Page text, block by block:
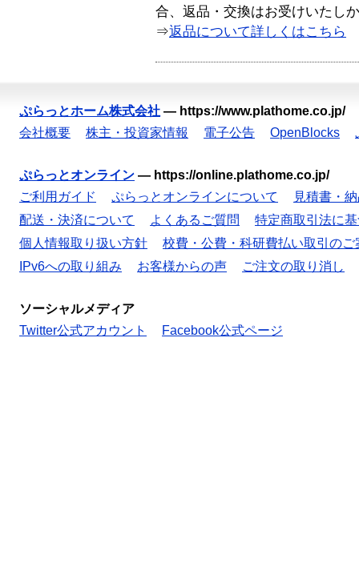
合、返品・交換はお受けいたし
⇒返品について詳しくはこちら
ぷらっとホーム株式会社 — https://www.plathome.co.jp/
会社概要
株主・投資家情報 電子公告 OpenBlocks
ぷらっとオンライン — https://online.plathome.co.jp/
ご利用ガイド
ぷらっとオンラインについて
見積書・
配送・決済について
よくあるご質問
特定商取引法に
個人情報取り扱い方針
校費・公費・科研費払い取引のご
IPv6への取り組み
お客様からの声 ご注文の取り消し
ソーシャルメディア
Twitter公式アカウント
Facebook公式ページ